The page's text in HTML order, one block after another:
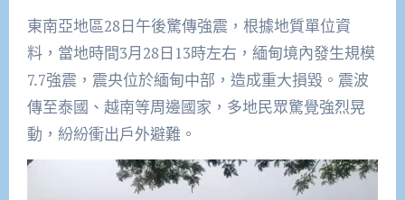
東南亞地區28日午後驚傳強震，根據地質單位資
料，當地時間3月28日13時左右，緬甸境內發生規模
7.7強震，震央位於緬甸中部，造成重大損毀。震波
傳至泰國、越南等周邊國家，多地民眾驚覺強烈晃
動，紛紛衝出戶外避難。